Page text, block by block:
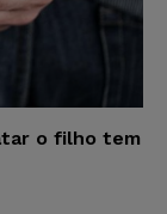
o filho tem